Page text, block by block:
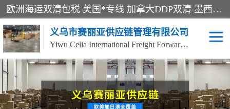
欧洲海运双清包税 美国*专线 加拿大DDP双清 墨西哥跨境空运 澳大利亚专线物流 跨境电商物流服务 国际快递到门服务 海运*渠道 一站式跨境物流解决方案 TikTok/SHEIN专线 电商平台FBA头程运输 国际铁路运输欧洲 UPS/DDHL/联邦快递跨境 美国双清到门物流 跨境*运输
义乌市赛丽亚供应链管理有限公司
Yiwu Celia International Freight Forwarding Co., Ltd
美森快船 欧洲卡航